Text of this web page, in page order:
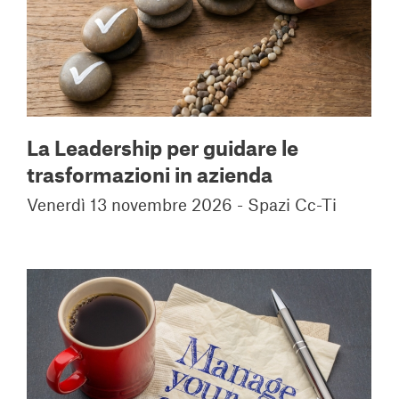
La Leadership per guidare le
trasformazioni in azienda
Venerdì 13 novembre 2026 - Spazi Cc-Ti